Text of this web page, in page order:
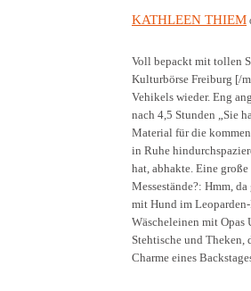
KATHLEEN THIEM
Voll bepackt mit tollen
Kulturbörse Freiburg [/
Vehikels wieder. Eng
nach 4,5 Stunden „Sie
Material für die
in Ruhe
hat, abhakte. Eine
Messestände?: Hmm,
mit Hund im
Wäscheleinen mit Opas
Stehtische und Theken,
Charme eines